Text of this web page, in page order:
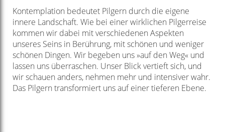
Kontemplation bedeutet Pilgern durch die eigene
innere Landschaft. Wie bei einer wirklichen Pilgerreise
kommen wir dabei mit verschiedenen Aspekten
unseres Seins in Berührung, mit schönen und weniger
schönen Dingen. Wir begeben uns »auf den Weg« und
lassen uns überraschen. Unser Blick vertieft sich, und
wir schauen anders, nehmen mehr und intensiver wahr.
Das Pilgern transformiert uns auf einer tieferen Ebene.